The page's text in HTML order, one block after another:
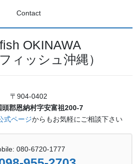
Contact
OKINAWA
ィッシュ沖縄）
〒904-0402
頭郡恩納村字安富祖200-7
式ページからもお気軽にご相談下さい
080-6720-1777